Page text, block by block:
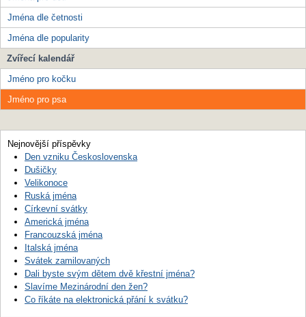
Jména dle četnosti
Jména dle popularity
Zvířecí kalendář
Jméno pro kočku
Jméno pro psa
Nejnovější příspěvky
Den vzniku Československa
Dušičky
Velikonoce
Ruská jména
Církevní svátky
Americká jména
Francouzská jména
Italská jména
Svátek zamilovaných
Dali byste svým dětem dvě křestní jména?
Slavíme Mezinárodní den žen?
Co říkáte na elektronická přání k svátku?